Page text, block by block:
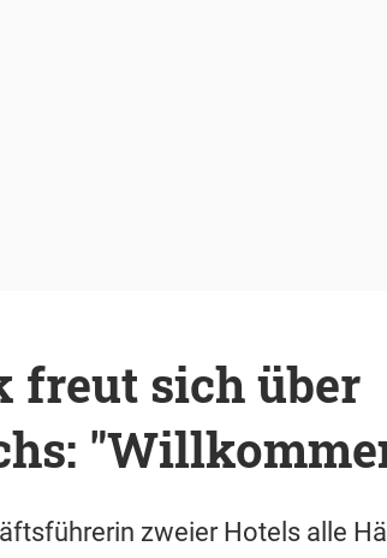
freut sich über
zweier Hotels alle